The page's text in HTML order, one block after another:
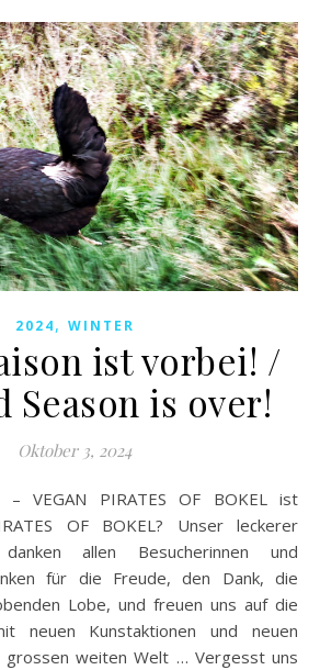
2024, WINTER
ist vorbei! /
Season is over!
Oktober 3, 2024
OF BOKEL? Unser leckerer
allen Besucherinnen und
für die Freude, den Dank, die
Lobe, und freuen uns auf die
neuen Kunstaktionen und neuen
grossen weiten Welt … Vergesst uns